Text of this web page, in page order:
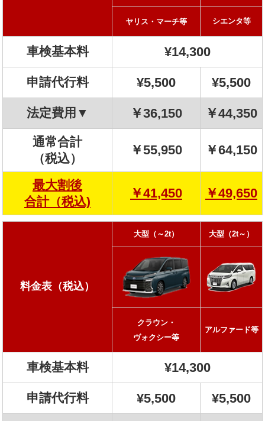
ヤリス・マーチ等 シエンタ等
車検基本料 ¥14,300
申請代行料 ¥5,500 ¥5,500
法定費用▼ ￥36,150 ￥44,350
通常合計
（税込）
￥55,950 ￥64,150
最大割後
合計（税込)
￥41,450 ￥49,650
料金表（税込）
大型（～2t） 大型（2t～）
クラウン・
ヴォクシー等
アルファード等
車検基本料 ¥14,300
申請代行料 ¥5,500 ¥5,500